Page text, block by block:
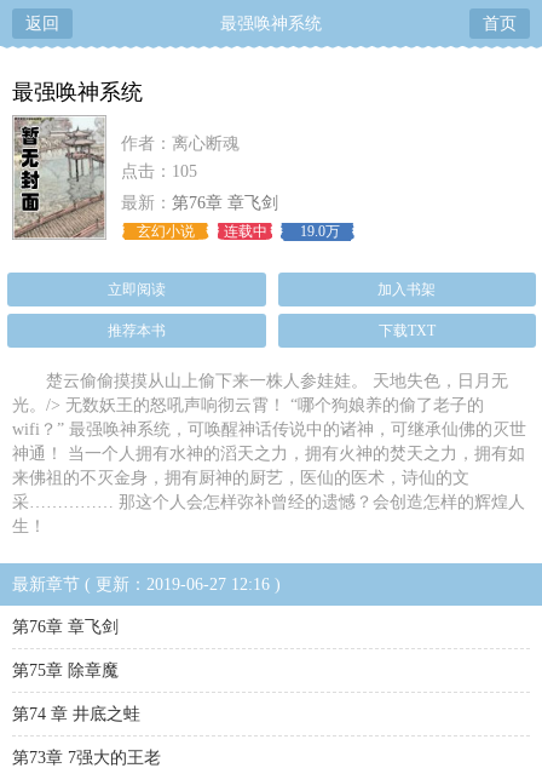
返回 最强唤神系统 首页
最强唤神系统
作者：离心断魂
点击：105
最新： 第76章 章飞剑
玄幻小说 连载中 19.0万
立即阅读 加入书架
推荐本书 下载TXT
楚云偷偷摸摸从山上偷下来一株人参娃娃。 天地失色，日月无
光。/> 无数妖王的怒吼声响彻云霄！ “哪个狗娘养的偷了老子的
wifi？” 最强唤神系统，可唤醒神话传说中的诸神，可继承仙佛的灭世
神通！ 当一个人拥有水神的滔天之力，拥有火神的焚天之力，拥有如
来佛祖的不灭金身，拥有厨神的厨艺，医仙的医术，诗仙的文
采…………… 那这个人会怎样弥补曾经的遗憾？会创造怎样的辉煌人
生！
最新章节 ( 更新：2019-06-27 12:16 )
第76章 章飞剑
第75章 除章魔
第74 章 井底之蛙
第73章 7强大的王老